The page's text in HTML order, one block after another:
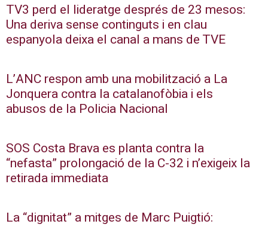
TV3 perd el lideratge després de 23 mesos:
Una deriva sense continguts i en clau
espanyola deixa el canal a mans de TVE
L’ANC respon amb una mobilització a La
Jonquera contra la catalanofòbia i els
abusos de la Policia Nacional
SOS Costa Brava es planta contra la
“nefasta” prolongació de la C-32 i n’exigeix la
retirada immediata
La “dignitat” a mitges de Marc Puigtió: